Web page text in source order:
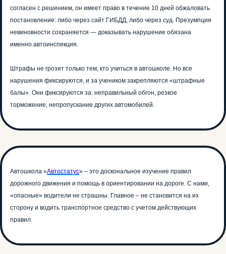
согласен с решением, он имеет право в течение 10 дней обжаловать
постановление: либо через сайт ГИБДД, либо через суд. Презумпция
невиновности сохраняется — доказывать нарушение обязана
именно автоинспекция.
Штрафы не грозят только тем, кто учиться в автошколе. Но все
нарушения фиксируются, и за учеником закрепляются «штрафные
балы». Они фиксируются за: неправильный обгон, резкое
торможение, непропускание других автомобилей.
Автошкола «Автостатус» – это доскональное изучение правил
дорожного движения и помощь в ориентировании на дороге. С нами,
«опасные» водители не страшны. Главное – не становится на их
сторону и водить транспортное средство с учетом действующих
правил.
Хочу попробовать
бесплатно! Запишись на тест-драйв до
31 марта!
Единственная
автошкола в РФ с ИИ-